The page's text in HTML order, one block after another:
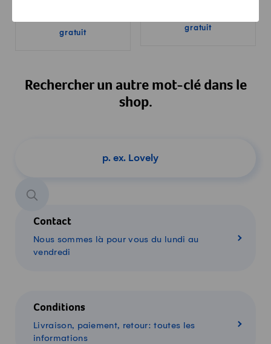
gratuit
gratuit
Rechercher un autre mot-clé dans le
shop.
Contact
Nous sommes là pour vous du lundi au
vendredi
Conditions
Livraison, paiement, retour: toutes les
informations